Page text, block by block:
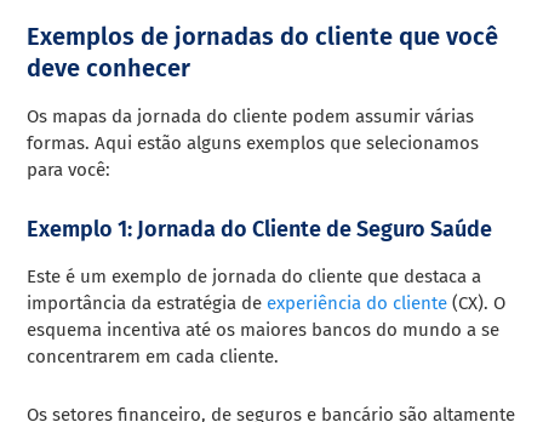
Exemplos de jornadas do cliente que você
deve conhecer
Os mapas da jornada do cliente podem assumir várias
formas. Aqui estão alguns exemplos que selecionamos
para você:
Exemplo 1: Jornada do Cliente de Seguro Saúde
Este é um exemplo de jornada do cliente que destaca a
importância da estratégia de experiência do cliente(CX). O
esquema incentiva até os maiores bancos do mundo a se
concentrarem em cada cliente.
Os setores financeiro, de seguros e bancário são altamente